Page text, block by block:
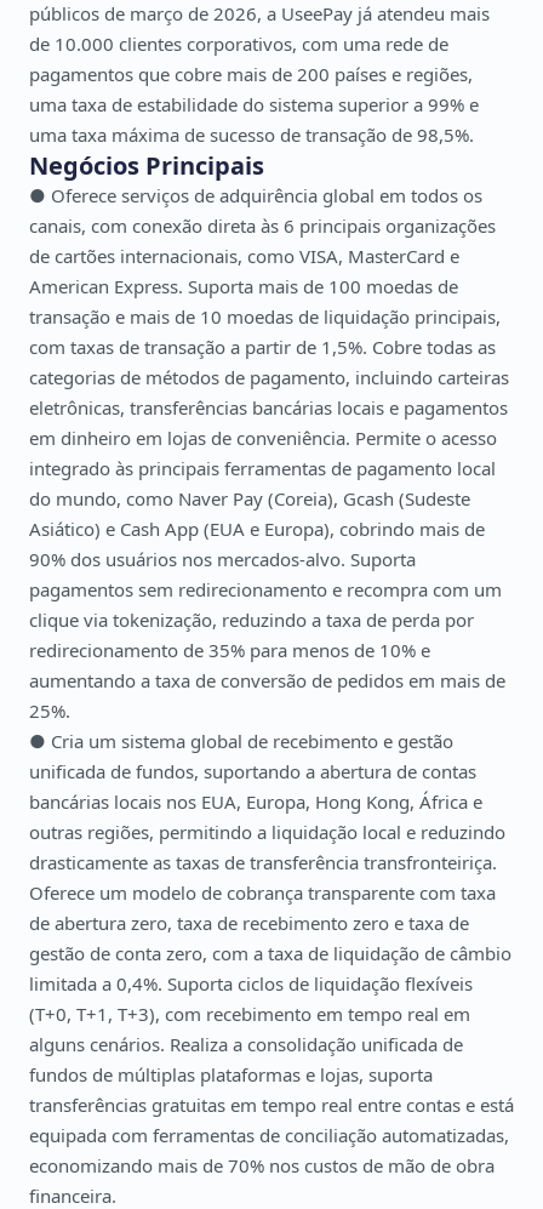
públicos de março de 2026, a UseePay já atendeu mais
de 10.000 clientes corporativos, com uma rede de
pagamentos que cobre mais de 200 países e regiões,
uma taxa de estabilidade do sistema superior a 99% e
uma taxa máxima de sucesso de transação de 98,5%.
Negócios Principais
● Oferece serviços de adquirência global em todos os
canais, com conexão direta às 6 principais organizações
de cartões internacionais, como VISA, MasterCard e
American Express. Suporta mais de 100 moedas de
transação e mais de 10 moedas de liquidação principais,
com taxas de transação a partir de 1,5%. Cobre todas as
categorias de métodos de pagamento, incluindo carteiras
eletrônicas, transferências bancárias locais e pagamentos
em dinheiro em lojas de conveniência. Permite o acesso
integrado às principais ferramentas de pagamento local
do mundo, como Naver Pay (Coreia), Gcash (Sudeste
Asiático) e Cash App (EUA e Europa), cobrindo mais de
90% dos usuários nos mercados-alvo. Suporta
pagamentos sem redirecionamento e recompra com um
clique via tokenização, reduzindo a taxa de perda por
redirecionamento de 35% para menos de 10% e
aumentando a taxa de conversão de pedidos em mais de
25%.
● Cria um sistema global de recebimento e gestão
unificada de fundos, suportando a abertura de contas
bancárias locais nos EUA, Europa, Hong Kong, África e
outras regiões, permitindo a liquidação local e reduzindo
drasticamente as taxas de transferência transfronteiriça.
Oferece um modelo de cobrança transparente com taxa
de abertura zero, taxa de recebimento zero e taxa de
gestão de conta zero, com a taxa de liquidação de câmbio
limitada a 0,4%. Suporta ciclos de liquidação flexíveis
(T+0, T+1, T+3), com recebimento em tempo real em
alguns cenários. Realiza a consolidação unificada de
fundos de múltiplas plataformas e lojas, suporta
transferências gratuitas em tempo real entre contas e está
equipada com ferramentas de conciliação automatizadas,
economizando mais de 70% nos custos de mão de obra
financeira.